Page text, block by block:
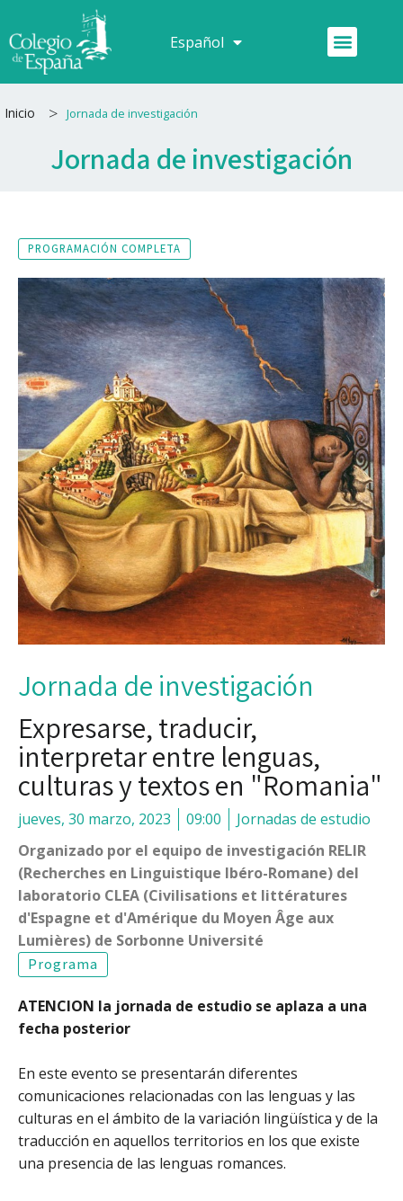
al
contenido
Español
Français Menú
Inicio > Jornada de investigación
Jornada de investigación
PROGRAMACIÓN COMPLETA
Jornada de investigación
Expresarse, traducir,
interpretar entre lenguas,
culturas y textos en "Romania"
jueves, 30 marzo, 2023 09:00
Jornadas de estudio
Organizado por el equipo de investigación RELIR
(Recherches en Linguistique Ibéro-Romane) del
laboratorio CLEA (Civilisations et littératures
d'Espagne et d'Amérique du Moyen Âge aux
Lumières) de Sorbonne Université
Programa
ATENCION la jornada de estudio se aplaza a una
fecha posterior
En este evento se presentarán diferentes
comunicaciones relacionadas con las lenguas y las
culturas en el ámbito de la variación lingüística y de la
traducción en aquellos territorios en los que existe
una presencia de las lenguas romances.